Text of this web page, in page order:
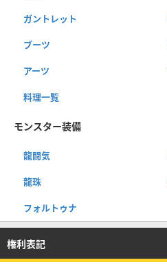
ガントレット
ブーツ
アーツ
料理一覧
モンスター装備
龍闘気
龍珠
フォルトゥナ
権利表記